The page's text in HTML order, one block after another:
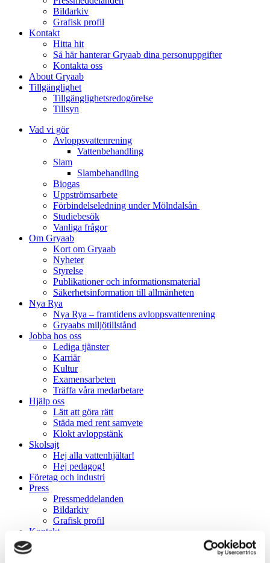
Bildarkiv
Grafisk profil
Kontakt
Hitta hit
Så här hanterar Gryaab dina personuppgifter
Kontakta oss
About Gryaab
Tillgänglighet
Tillgänglighetsredogörelse
Tillsyn
Vad vi gör
Avloppsvattenrening
Vatten­behandling
Slam
Slambehandling
Biogas
Uppströmsarbete
Förbindelseledning under Mölndalsån
Studiebesök
Vanliga frågor
Om Gryaab
Kort om Gryaab
Nyheter
Styrelse
Publikationer och informationsmaterial
Säkerhetsinformation till allmänheten
Nya Rya
Nya Rya – framtidens avloppsvattenrening
Gryaabs miljötillstånd
Jobba hos oss
Lediga tjänster
Karriär
Kultur
Examensarbeten
Träffa våra medarbetare
Hjälp oss
Lätt att göra rätt
Städa med rent samvete
Klokt avloppstänk
Skolsajt
Hej alla vattenhjältar!
Hej pedagog!
Företag och industri
Press
Pressmeddelanden
Bildarkiv
Grafisk profil
Kontakt
Så här hanterar Gryaab dina personuppgifter